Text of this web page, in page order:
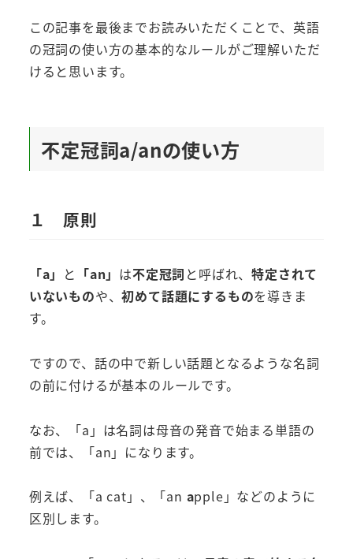
この記事を最後までお読みいただくことで、英語
の冠詞の使い方の基本的なルールがご理解いただ
けると思います。
不定冠詞a/anの使い方
１ 原則
「a」 と 「an」 は不定冠詞 と呼ばれ、特定されて
いないものや、初めて話題にするものを導きま
す。
ですので、話の中で新しい話題となるような名詞
の前に付けるが基本のルールです。
なお、「a」は名詞は母音の発音で始まる単語の
前では、「an」になります。
例えば、「a cat」、「an apple」などのように
区別します。